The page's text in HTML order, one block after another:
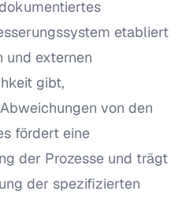
etabliert
und externen
gibt,
von den
fördert eine
der Prozesse und trägt
der spezifizierten